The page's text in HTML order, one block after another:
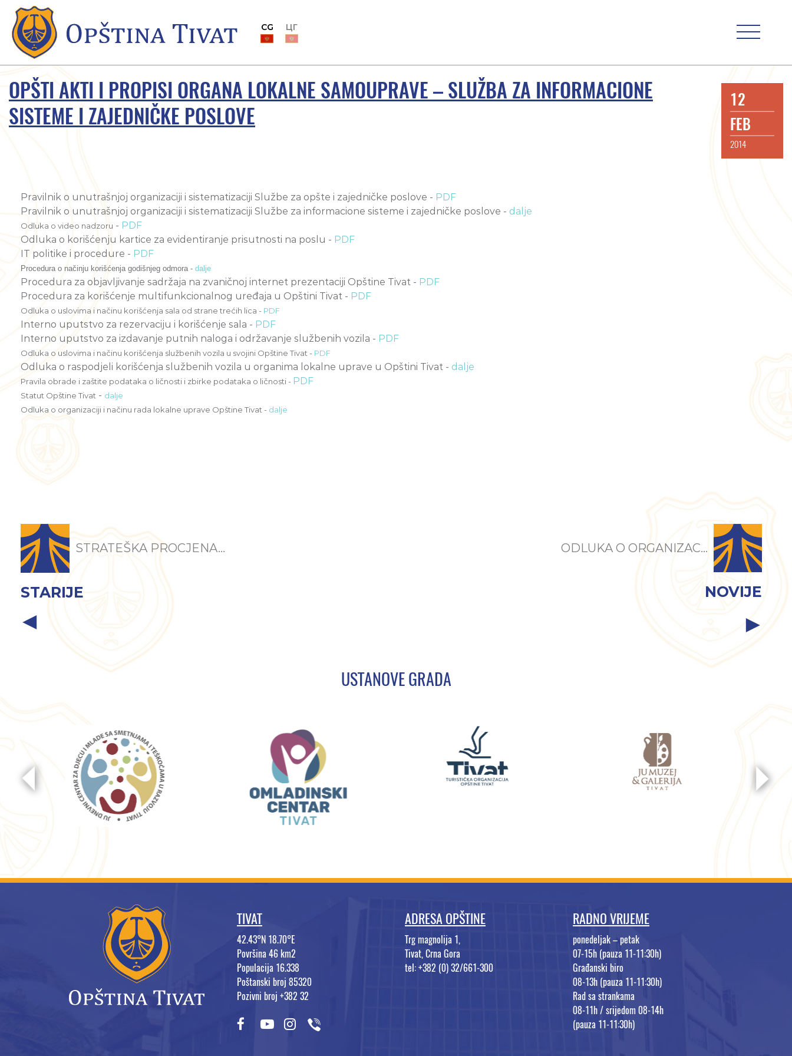
CG ЦГ
OPŠTI AKTI I PROPISI ORGANA LOKALNE SAMOUPRAVE – SLUŽBA ZA INFORMACIONE
SISTEME I ZAJEDNIČKE POSLOVE
12
FEB
2014
Pravilnik o unutrašnjoj organizaciji i sistematizaciji Službe za opšte i zajedničke poslove - PDF
Pravilnik o unutrašnjoj organizaciji i sistematizaciji Službe za informacione sisteme i zajedničke poslove - dalje
Odluka o video nadzoru - PDF
Odluka o korišćenju kartice za evidentiranje prisutnosti na poslu - PDF
IT politike i procedure - PDF
Procedura o načinju korišćenja godišnjeg odmora - dalje
Procedura za objavljivanje sadržaja na zvaničnoj internet prezentaciji Opštine Tivat - PDF
Procedura za korišćenje multifunkcionalnog uređaja u Opštini Tivat - PDF
Odluka o uslovima i načinu korišćenja sala od strane trećih lica - PDF
Interno uputstvo za rezervaciju i korišćenje sala - PDF
Interno uputstvo za izdavanje putnih naloga i održavanje službenih vozila - PDF
Odluka o uslovima i načinu korišćenja službenih vozila u svojini Opštine Tivat - PDF
Odluka o raspodjeli korišćenja službenih vozila u organima lokalne uprave u Opštini Tivat - dalje
Pravila obrade i zaštite podataka o ličnosti i zbirke podataka o ličnosti - PDF
Statut Opštine Tivat - dalje
Odluka o organizaciji i načinu rada lokalne uprave Opštine Tivat - dalje
STRATEŠKA PROCJENA...
STARIJE
ODLUKA O ORGANIZAC...
NOVIJE
USTANOVE GRADA
TIVAT
42.43°N 18.70°E
Površina 46 km2
Populacija 16.338
Poštanski broj 85320
Pozivni broj +382 32
ADRESA OPŠTINE
Trg magnolija 1,
Tivat, Crna Gora
tel: +382 (0) 32/661-300
RADNO VRIJEME
ponedeljak – petak
07-15h (pauza 11-11:30h)
Građanski biro
08-13h (pauza 11-11:30h)
Rad sa strankama
08-11h / srijedom 08-14h
(pauza 11-11:30h)